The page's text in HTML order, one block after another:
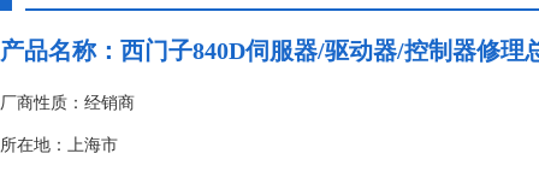
产品名称： 西门子840D伺服器/驱动器/控制器修理
厂商性质：经销商
所在地：上海市